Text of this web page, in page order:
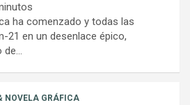
ha comenzado y todas las
21 en un desenlace épico,
de…
NOVELA GRÁFICA